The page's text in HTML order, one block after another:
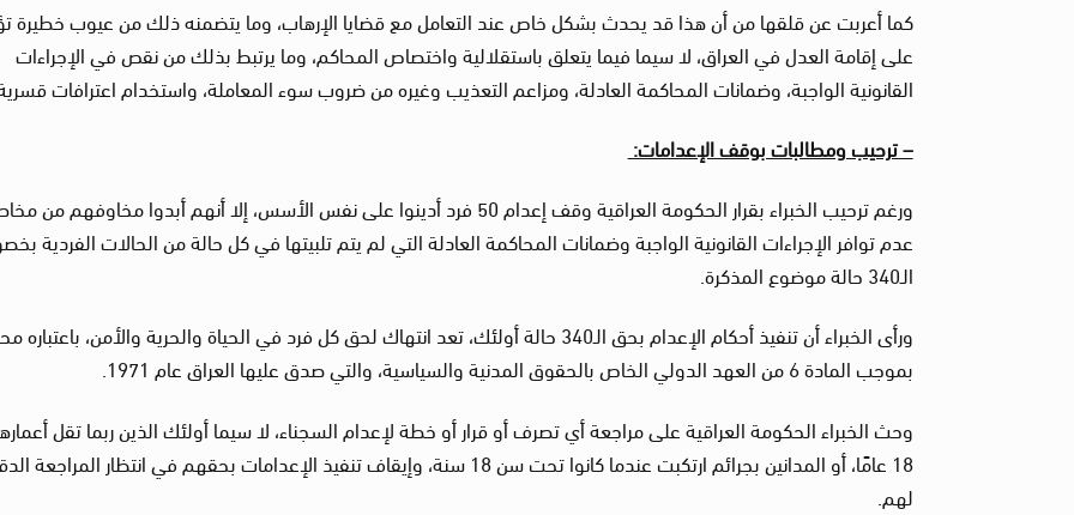
كما أعربت عن قلقها من أن هذا قد يحدث بشكل خاص عند التعامل مع قضايا الإرهاب، وما يتضمنه ذلك من عيوب خطيرة
على إقامة العدل في العراق، لا سيما فيما يتعلق باستقلالية واختصاص المحاكم، وما يرتبط بذلك من نقص في الإجراءات
القانونية الواجبة، وضمانات المحاكمة العادلة، ومزاعم التعذيب وغيره من ضروب سوء المعاملة، واستخدام اعترافات
– ترحيب ومطالبات بوقف الإعدامات:
ورغم ترحيب الخبراء بقرار الحكومة العراقية وقف إعدام 50 فرد أدينوا على نفس الأسس، إلا أنهم أبدوا مخاوفهم من
عدم توافر الإجراءات القانونية الواجبة وضمانات المحاكمة العادلة التي لم يتم تلبيتها في كل حالة من الحالات الفردية
الـ340 حالة موضوع المذكرة.
ورأى الخبراء أن تنفيذ أحكام الإعدام بحق الـ340 حالة أولئك، تعد انتهاك لحق كل فرد في الحياة والحرية والأمن، باعتباره
بموجب المادة 6 من العهد الدولي الخاص بالحقوق المدنية والسياسية، والتي صدق عليها العراق عام 1971.
وحث الخبراء الحكومة العراقية على مراجعة أي تصرف أو قرار أو خطة لإعدام السجناء، لا سيما أولئك الذين ربما تقل
18 عامًا، أو المدانين بجرائم ارتكبت عندما كانوا تحت سن 18 سنة، وإيقاف تنفيذ الإعدامات بحقهم في انتظار
لهم.